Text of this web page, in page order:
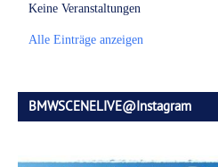
Keine Veranstaltungen
Alle Einträge anzeigen
BMWSCENELIVE@Instagram